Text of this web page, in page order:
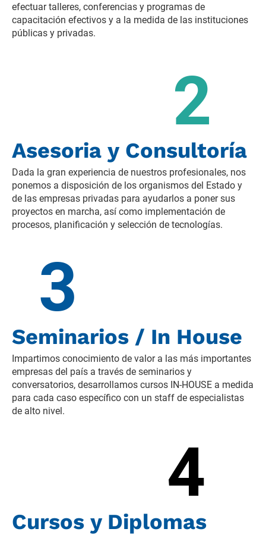
efectuar talleres, conferencias y programas de
capacitación efectivos y a la medida de las instituciones
públicas y privadas.
2
Asesoria y Consultoría
Dada la gran experiencia de nuestros profesionales, nos
ponemos a disposición de los organismos del Estado y
de las empresas privadas para ayudarlos a poner sus
proyectos en marcha, así como implementación de
procesos, planificación y selección de tecnologías.
3
Seminarios / In House
Impartimos conocimiento de valor a las más importantes
empresas del país a través de seminarios y
conversatorios, desarrollamos cursos IN-HOUSE a medida
para cada caso específico con un staff de especialistas
de alto nivel.
4
Cursos y Diplomas